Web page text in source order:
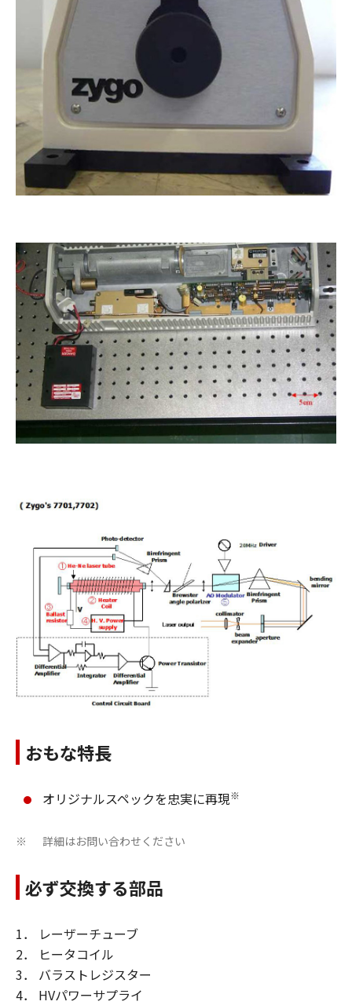
おもな特長
オリジナルスペックを忠実に再現※
※ 詳細はお問い合わせください
必ず交換する部品
1． レーザーチューブ
2． ヒータコイル
3． バラストレジスター
4． HVパワーサプライ